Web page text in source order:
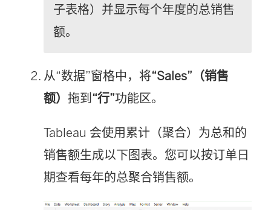
子表格）并显示每个年度的总销售
额。
从“数据”窗格中，将“Sales”（销售
额） 拖到“行”功能区。
Tableau 会使用累计（聚合）为总和的
销售额生成以下图表。您可以按订单日
期查看每年的总聚合销售额。